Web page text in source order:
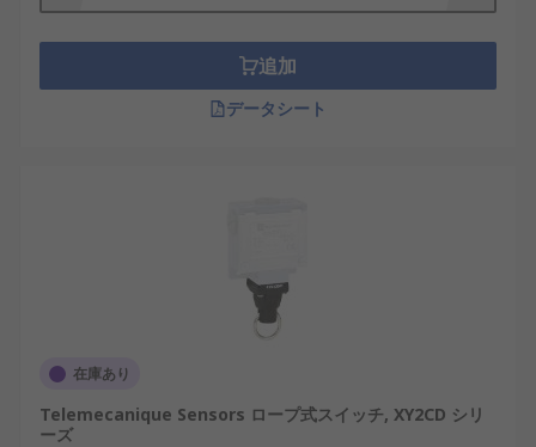
追加
データシート
在庫あり
Telemecanique Sensors ロープ式スイッチ, XY2CD シリ
ーズ